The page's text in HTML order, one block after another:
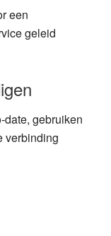
een
geleid
date, gebruiken
verbinding